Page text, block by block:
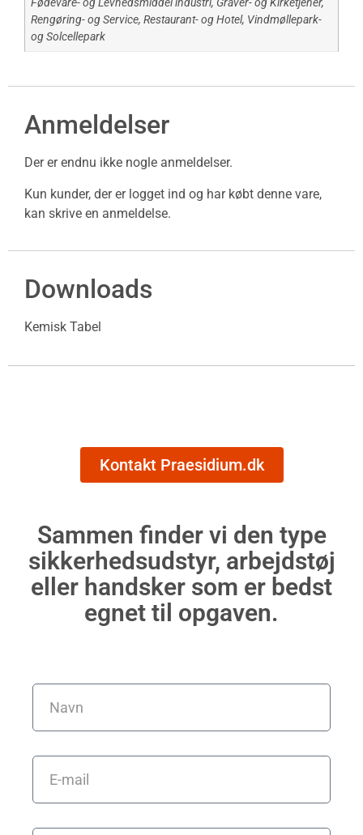
Fødevare- og Levnedsmiddel industri, Graver- og Kirketjener,
Rengøring- og Service,Restaurant- og Hotel, Vindmøllepark-
og Solcellepark
Anmeldelser
Der er endnu ikke nogle anmeldelser.
Kun kunder, der er logget ind og har købt denne vare,
kan skrive en anmeldelse.
Downloads
Kemisk Tabel
Kontakt Praesidium.dk
Sammen finder vi den type
sikkerhedsudstyr, arbejdstøj
eller handsker som er bedst
egnet til opgaven.